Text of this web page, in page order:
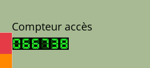
Compteur accès